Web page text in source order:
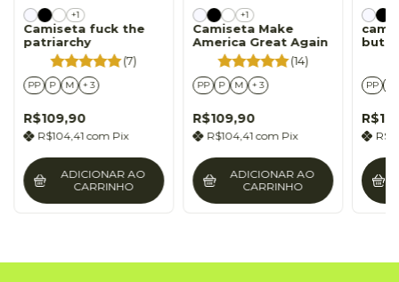
+1
Camiseta fuck the
patriarchy
(7)
PP P M + 3
R$109,90
R$104,41 com Pix
ADICIONAR AO
CARRINHO
+1
Camiseta Make
America Great Again
(14)
PP P M + 3
R$109,90
R$104,41com Pix
ADICIONAR AO
CARRINHO
but i
PP